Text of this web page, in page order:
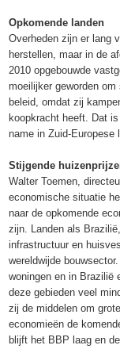
Opkomende landen
Overheden zijn er lang
herstellen, maar in de
2010 opgebouwde
moeilijker geworden
beleid, omdat zij
koopkracht heeft. Dat
name in Zuid-Europese
Stijgende
Walter Toemen,
economische situatie
naar de opkomende
zijn. Landen als
infrastructuur en
wereldwijde
woningen en in Brazilië
deze gebieden veel
zij de middelen om
economieën de
blijft het BBP laag en